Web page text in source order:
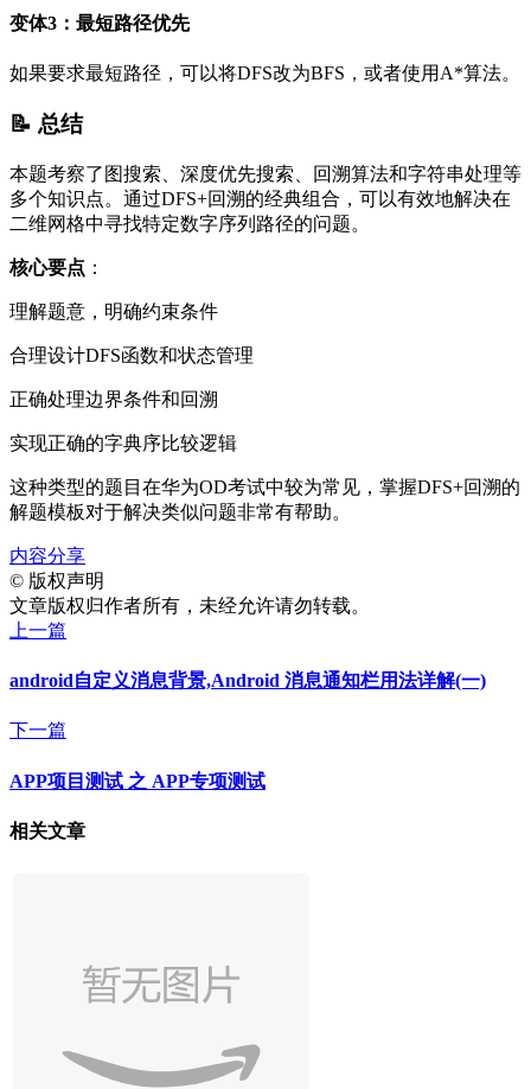
变体3：最短路径优先
如果要求最短路径，可以将DFS改为BFS，或者使用A*算法。
📝 总结
本题考察了图搜索、深度优先搜索、回溯算法和字符串处理等
多个知识点。通过DFS+回溯的经典组合，可以有效地解决在
二维网格中寻找特定数字序列路径的问题。
核心要点 ：
理解题意，明确约束条件
合理设计DFS函数和状态管理
正确处理边界条件和回溯
实现正确的字典序比较逻辑
这种类型的题目在华为OD考试中较为常见，掌握DFS+回溯的
解题模板对于解决类似问题非常有帮助。
内容分享
© 版权声明
文章版权归作者所有，未经允许请勿转载。
上一篇
android自定义消息背景,Android 消息通知栏用法详解(一)
下一篇
APP项目测试 之 APP专项测试
相关文章